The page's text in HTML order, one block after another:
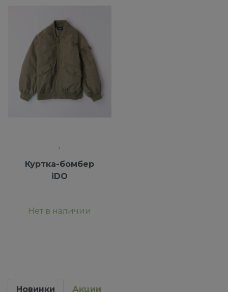
Куртка-бомбер
iDO
Нет в наличии
Новинки Акции